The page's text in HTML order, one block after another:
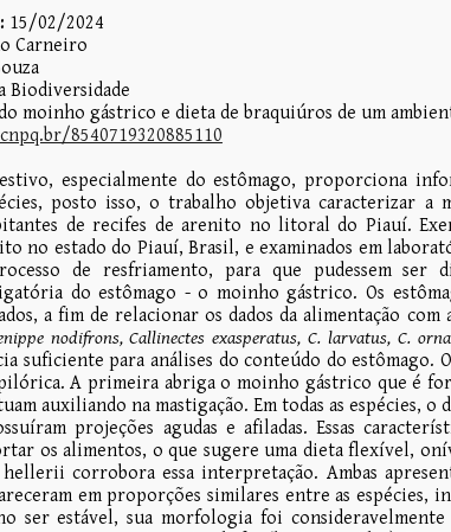
: 15/02/2024
Carneiro
Biodiversidade
moinho gástrico e dieta de braquiúros de um
8540719320885110
especialmente do estômago, proporciona
posto isso, o trabalho objetiva caracterizar a
de recifes de arenito no litoral do Piauí.
no estado do Piauí, Brasil, e examinados em
de resfriamento, para que pudessem ser
do estômago - o moinho gástrico. Os
a fim de relacionar os dados da alimentação
nodifrons, Callinectes exasperatus, C. larvatus, C.
suficiente para análises do conteúdo do estômago.
A primeira abriga o moinho gástrico que é
auxiliando na mastigação. Em todas as espécies, o
projeções agudas e afiladas. Essas
os alimentos, o que sugere uma dieta flexível,
hellerii corrobora essa interpretação. Ambas
em proporções similares entre as espécies,
ser estável, sua morfologia foi